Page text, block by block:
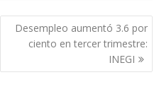
Desempleo aumentó 3.6 por
ciento en tercer trimestre:
INEGI